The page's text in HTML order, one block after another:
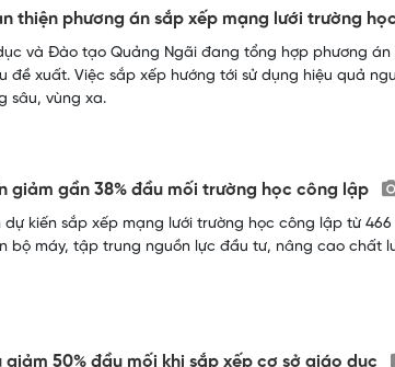
thiện phương án sắp xếp mạng lưới trường
và Đào tạo Quảng Ngãi đang tổng hợp phương
đề xuất. Việc sắp xếp hướng tới sử dụng hiệu quả
sâu, vùng xa.
giảm gần 38% đầu mối trường học công lập
dự kiến sắp xếp mạng lưới trường học công lập từ
bộ máy, tập trung nguồn lực đầu tư, nâng cao chất
giảm 50% đầu mối khi sắp xếp cơ sở giáo dục